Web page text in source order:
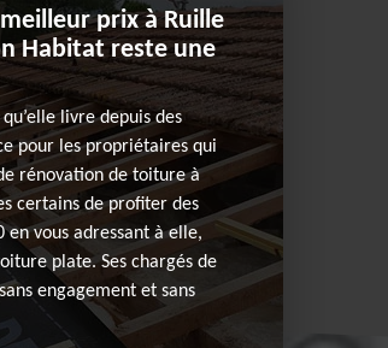
prix à Ruille
Habitat reste une
livre depuis des
pour les propriétaires qui
rénovation de toiture à
certains de profiter des
vous adressant à elle,
plate. Ses chargés de
engagement et sans